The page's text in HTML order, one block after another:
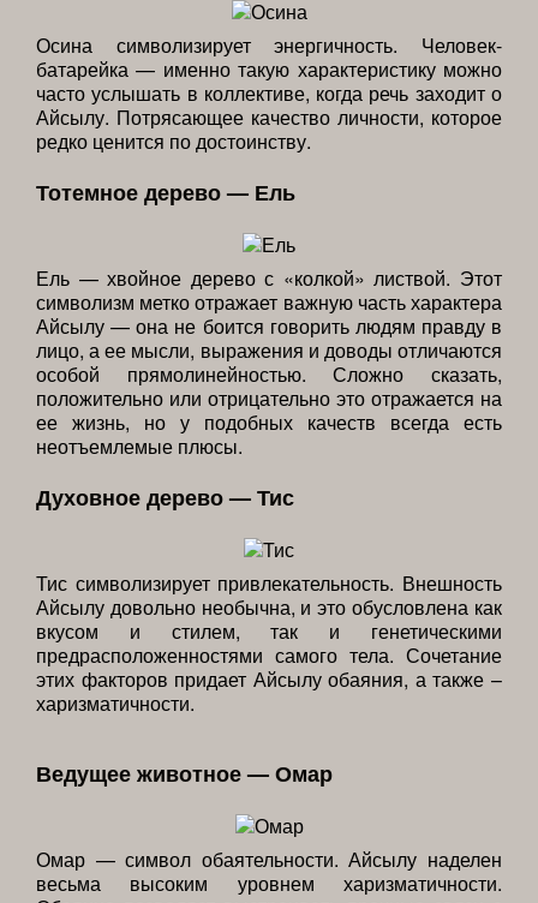
Осина символизирует энергичность. Человек-
батарейка — именно такую характеристику можно
часто услышать в коллективе, когда речь заходит о
Айсылу. Потрясающее качество личности, которое
редко ценится по достоинству.
Тотемное дерево — Ель
Ель — хвойное дерево с «колкой» листвой. Этот
символизм метко отражает важную часть характера
Айсылу — она не боится говорить людям правду в
лицо, а ее мысли, выражения и доводы отличаются
особой прямолинейностью. Сложно сказать,
положительно или отрицательно это отражается на
ее жизнь, но у подобных качеств всегда есть
неотъемлемые плюсы.
Духовное дерево — Тис
Тис символизирует привлекательность. Внешность
Айсылу довольно необычна, и это обусловлена как
вкусом и стилем, так и генетическими
предрасположенностями самого тела. Сочетание
этих факторов придает Айсылу обаяния, а также –
харизматичности.
Ведущее животное — Омар
Омар — символ обаятельности. Айсылу наделен
весьма высоким уровнем харизматичности.